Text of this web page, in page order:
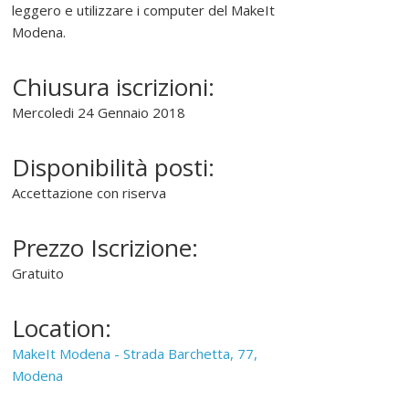
leggero e utilizzare i computer del MakeIt
Modena.
Chiusura iscrizioni:
Mercoledi 24 Gennaio 2018
Disponibilità posti:
Accettazione con riserva
Prezzo Iscrizione:
Gratuito
Location:
MakeIt Modena - Strada Barchetta, 77,
Modena